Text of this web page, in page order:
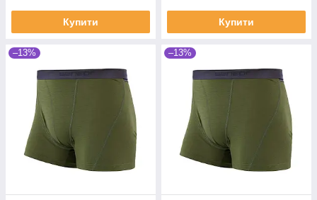
Купити Купити
–13% –13%